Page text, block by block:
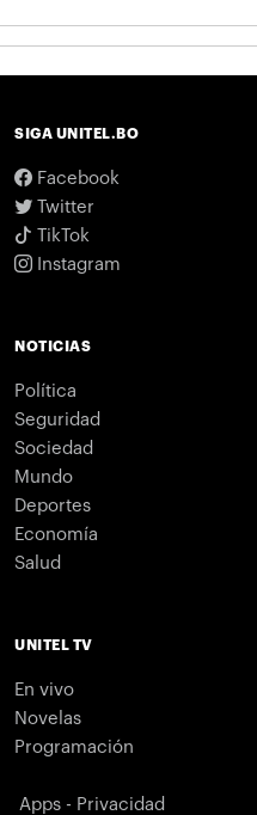
SIGA UNITEL.BO
Facebook
Twitter
TikTok
Instagram
NOTICIAS
Política
Seguridad
Sociedad
Mundo
Deportes
Economía
Salud
UNITEL TV
En vivo
Novelas
Programación
Apps - Privacidad